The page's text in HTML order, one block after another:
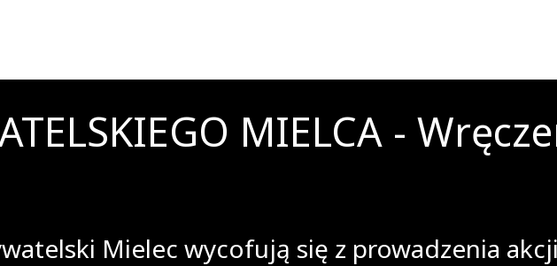
MIELCA -
Mielec wycofują się z prowadzenia